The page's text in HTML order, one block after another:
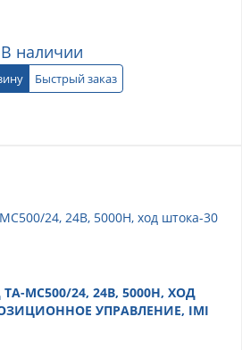
В наличии
Быстрый заказ
MC500/24, 24В, 5000Н, ХОД
УПРАВЛЕНИЕ, IMI